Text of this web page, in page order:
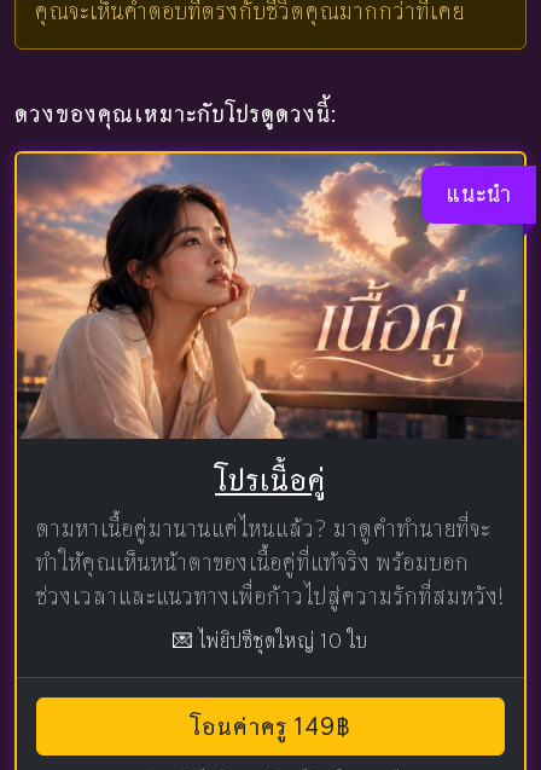
คุณจะเห็นคำตอบที่ตรงกับชีวิตคุณมากกว่าที่เคย
ดวงของคุณเหมาะกับโปรดูดวงนี้:
แนะนำ
โปรเนื้อคู่
ตามหาเนื้อคู่มานานแค่ไหนแล้ว? มาดูคำทำนายที่จะ
ทำให้คุณเห็นหน้าตาของเนื้อคู่ที่แท้จริง พร้อมบอก
ช่วงเวลาและแนวทางเพื่อก้าวไปสู่ความรักที่สมหวัง!
💌 ไพ่ยิปซีชุดใหญ่ 10 ใบ
โอนค่าครู 149฿